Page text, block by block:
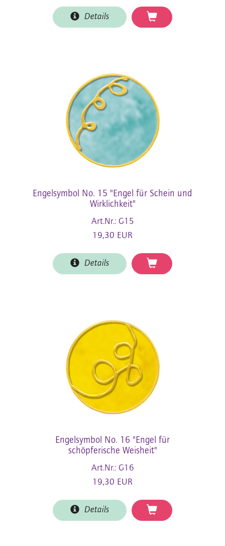
Details
Engelsymbol No. 15 "Engel für Schein und
Wirklichkeit"
Art.Nr.: G15
19,30 EUR
Details
Engelsymbol No. 16 "Engel für
schöpferische Weisheit"
Art.Nr.: G16
19,30 EUR
Details